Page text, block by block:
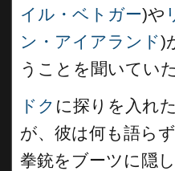
イル・ベトガー)や
ン・アイアランド)
うことを聞いていた
ドク に探りを入れた
が、彼は何も語ら
拳銃をブーツに隠